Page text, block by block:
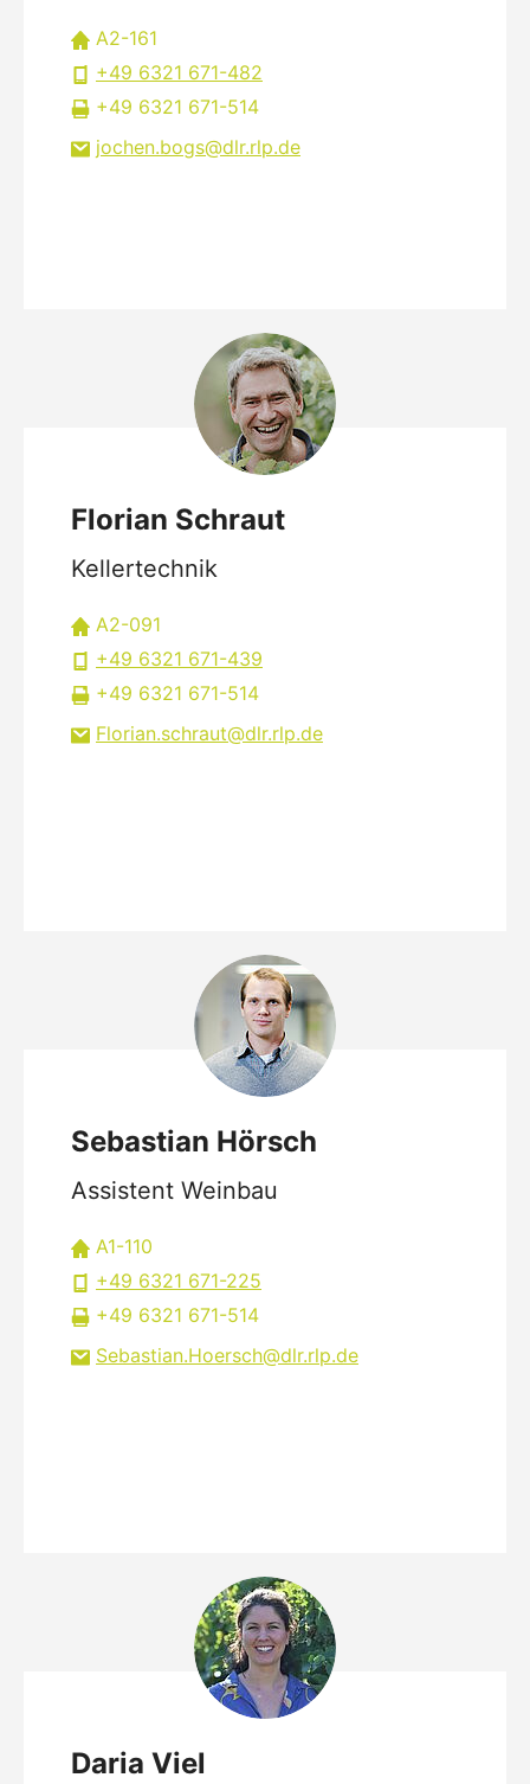
A2-161
+49 6321 671-482
+49 6321 671-514
jochen.bogs
dlr.rlp de
Florian Schraut
Kellertechnik
A2-091
+49 6321 671-439
+49 6321 671-514
Florian.schraut
dlr.rlp de
Sebastian Hörsch
Assistent Weinbau
A1-110
+49 6321 671-225
+49 6321 671-514
Sebastian.Hoersch
dlr.rlp de
Daria Viel